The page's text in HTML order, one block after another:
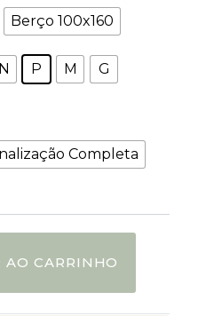
Berço 100x160
P M G
Completa
CARRINHO